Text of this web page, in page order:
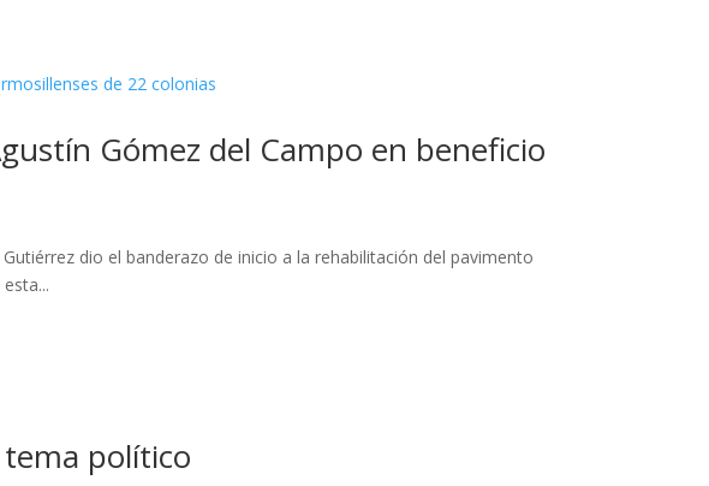
Gómez del Campo en beneficio
dio el banderazo de inicio a la rehabilitación del pavimento
político